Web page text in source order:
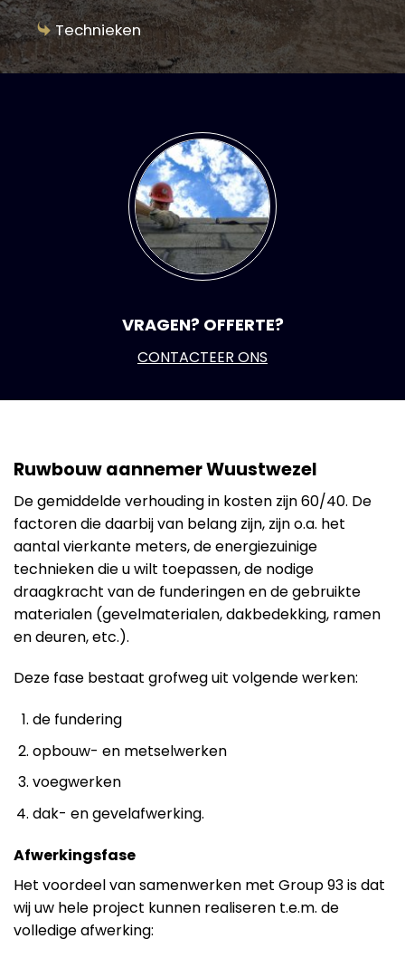
Technieken
VRAGEN? OFFERTE?
CONTACTEER ONS
Ruwbouw aannemer Wuustwezel
De gemiddelde verhouding in kosten zijn 60/40. De
factoren die daarbij van belang zijn, zijn o.a. het
aantal vierkante meters, de energiezuinige
technieken die u wilt toepassen, de nodige
draagkracht van de funderingen en de gebruikte
materialen (gevelmaterialen, dakbedekking, ramen
en deuren, etc.).
Deze fase bestaat grofweg uit volgende werken:
de fundering
opbouw- en metselwerken
voegwerken
dak- en gevelafwerking.
Afwerkingsfase
Het voordeel van samenwerken met Group 93 is dat
wij uw hele project kunnen realiseren t.e.m. de
volledige afwerking: